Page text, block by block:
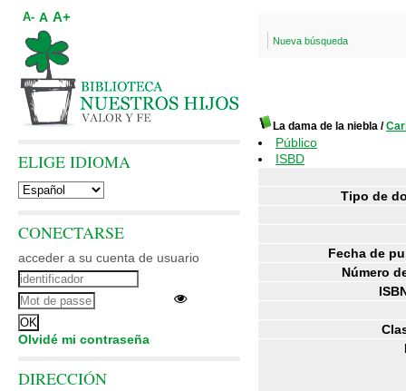
Nueva búsqueda
La dama de la niebla /
Público
ISBD
Tipo de
Fecha de
Número
A- A A+
ELIGE IDIOMA
CONECTARSE
acceder a su cuenta de usuario
Olvidé mi contraseña
DIRECCIÓN